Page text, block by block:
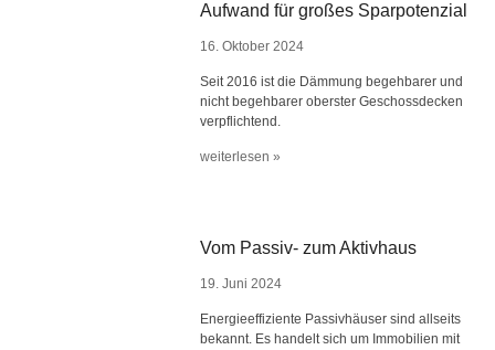
Aufwand für großes Sparpotenzial
16. Oktober 2024
Seit 2016 ist die Dämmung begehbarer und
nicht begehbarer oberster Geschossdecken
verpflichtend.
weiterlesen »
Vom Passiv- zum Aktivhaus
19. Juni 2024
Energieeffiziente Passivhäuser sind allseits
bekannt. Es handelt sich um Immobilien mit